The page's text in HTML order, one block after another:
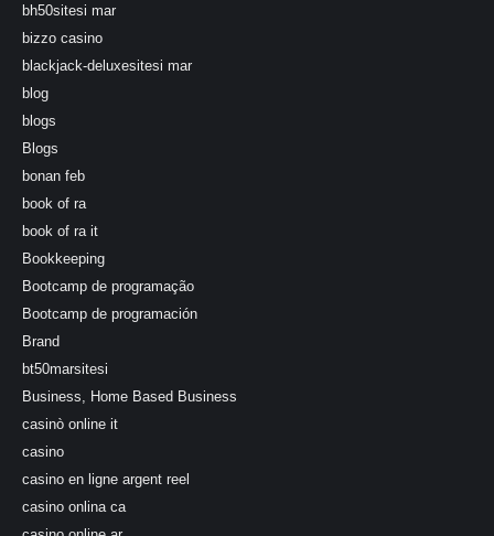
bh50sitesi mar
bizzo casino
blackjack-deluxesitesi mar
blog
blogs
Blogs
bonan feb
book of ra
book of ra it
Bookkeeping
Bootcamp de programação
Bootcamp de programación
Brand
bt50marsitesi
Business, Home Based Business
casinò online it
casino
casino en ligne argent reel
casino onlina ca